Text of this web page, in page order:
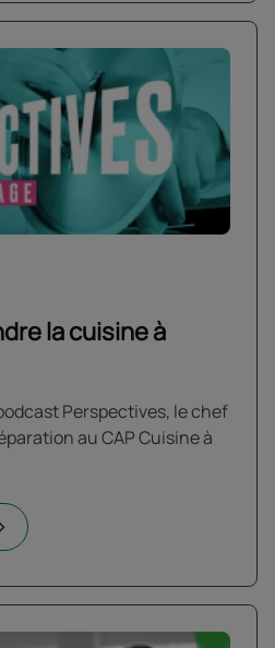
la cuisine à
Perspectives, le chef
au CAP Cuisine à